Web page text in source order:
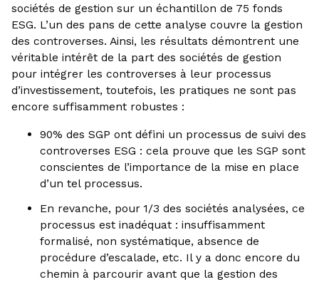
sociétés de gestion sur un échantillon de 75 fonds
ESG. L’un des pans de cette analyse couvre la gestion
des controverses. Ainsi, les résultats démontrent une
véritable intérêt de la part des sociétés de gestion
pour intégrer les controverses à leur processus
d’investissement, toutefois, les pratiques ne sont pas
encore suffisamment robustes :
90% des SGP ont défini un processus de suivi des
controverses ESG : cela prouve que les SGP sont
conscientes de l’importance de la mise en place
d’un tel processus.
En revanche, pour 1/3 des sociétés analysées, ce
processus est inadéquat : insuffisamment
formalisé, non systématique, absence de
procédure d’escalade, etc. Il y a donc encore du
chemin à parcourir avant que la gestion des